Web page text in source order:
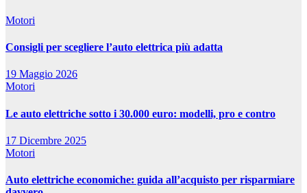
Motori
Consigli per scegliere l’auto elettrica più adatta
19 Maggio 2026
Motori
Le auto elettriche sotto i 30.000 euro: modelli, pro e contro
17 Dicembre 2025
Motori
Auto elettriche economiche: guida all’acquisto per risparmiare